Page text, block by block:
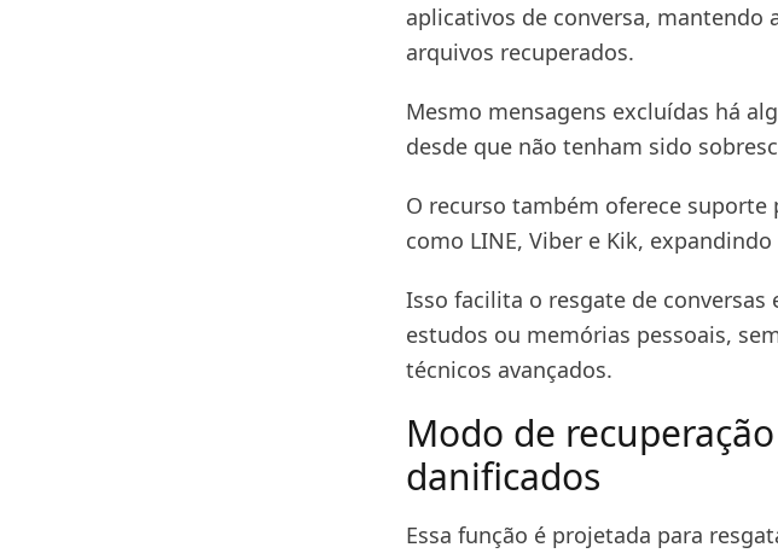
aplicativos de conversa, mantendo
arquivos recuperados.
Mesmo mensagens excluídas há
desde que não tenham sido
O recurso também oferece
como LINE, Viber e Kik,
Isso facilita o resgate de
estudos ou memórias pessoais,
técnicos avançados.
Modo de
danificados
Essa função é projetada para